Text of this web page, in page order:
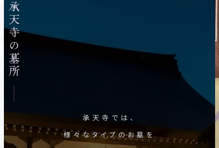
承天寺の墓所
承天寺では、
様々なタイプのお墓を